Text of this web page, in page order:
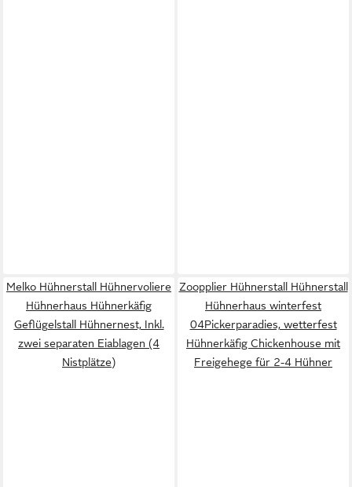
Melko Hühnerstall Hühnervoliere
Hühnerhaus Hühnerkäfig
Geflügelstall Hühnernest, Inkl.
zwei separaten Eiablagen (4
Nistplätze)
Zoopplier Hühnerstall Hühnerstall
Hühnerhaus winterfest
04Pickerparadies, wetterfest
Hühnerkäfig Chickenhouse mit
Freigehege für 2-4 Hühner